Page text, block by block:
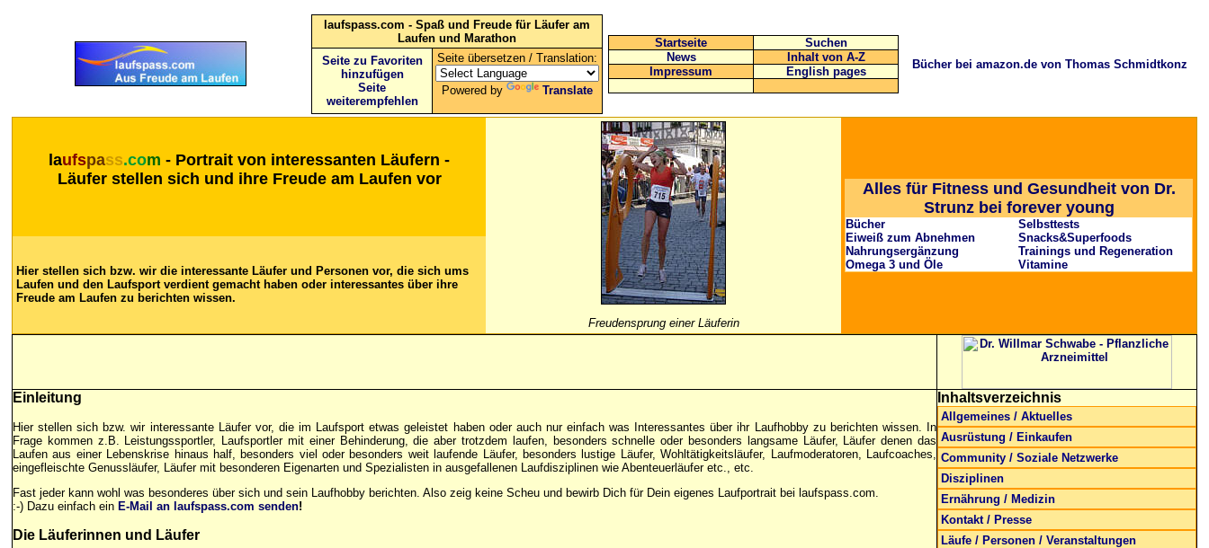
laufspass.com - Spaß und Freude für Läufer am
Laufen und Marathon
Seite zu Favoriten
hinzufügen
Seite
weiterempfehlen
Seite übersetzen / Translation:
Powered by Translate
Startseite
Suchen
News
Inhalt von A-Z
Impressum
English pages
Bücher bei amazon.de von Thomas Schmidtkonz
laufspass.com - Portrait von interessanten Läufern -
Läufer stellen sich und ihre Freude am Laufen vor
Freudensprung einer Läuferin
Alles für Fitness und Gesundheit von Dr.
Strunz bei forever young
Bücher
Eiweiß zum Abnehmen
Nahrungsergänzung
Omega 3 und Öle
Selbsttests
Snacks&Superfoods
Trainings und Regeneration
Vitamine
Hier stellen sich bzw. wir die interessante Läufer und Personen vor, die sich ums
Laufen und den Laufsport verdient gemacht haben oder interessantes über ihre
Freude am Laufen zu berichten wissen.
Einleitung
Hier stellen sich bzw. wir interessante Läufer vor, die im Laufsport etwas geleistet haben oder auch nur einfach was Interessantes über ihr Laufhobby zu berichten wissen. In
Frage kommen z.B. Leistungssportler, Laufsportler mit einer Behinderung, die aber trotzdem laufen, besonders schnelle oder besonders langsame Läufer, Läufer denen das
Laufen aus einer Lebenskrise hinaus half, besonders viel oder besonders weit laufende Läufer, besonders lustige Läufer, Wohltätigkeitsläufer, Laufmoderatoren, Laufcoaches,
eingefleischte Genussläufer, Läufer mit besonderen Eigenarten und Spezialisten in ausgefallenen Laufdisziplinen wie Abenteuerläufer etc., etc.
Fast jeder kann wohl was besonderes über sich und sein Laufhobby berichten. Also zeig keine Scheu und bewirb Dich für Dein eigenes Laufportrait bei laufspass.com.
:-) Dazu einfach ein E-Mail an laufspass.com senden!
Die Läuferinnen und Läufer
Inhaltsverzeichnis
Allgemeines / Aktuelles
Ausrüstung / Einkaufen
Community / Soziale Netzwerke
Disziplinen
Ernährung / Medizin
Kontakt / Presse
Läufe / Personen / Veranstaltungen